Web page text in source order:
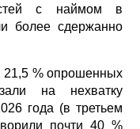
с наймом в
более сдержанно
21,5 % опрошенных
на нехватку
года (в третьем
почти 40 %